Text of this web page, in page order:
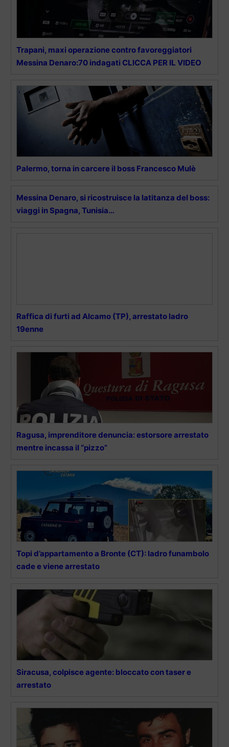
Trapani, maxi operazione contro favoreggiatori
Messina Denaro:70 indagati CLICCA PER IL VIDEO
Palermo, torna in carcere il boss Francesco Mulè
Messina Denaro, si ricostruisce la latitanza del boss:
viaggi in Spagna, Tunisia…
Raffica di furti ad Alcamo (TP), arrestato ladro
19enne
Ragusa, imprenditore denuncia: estorsore arrestato
mentre incassa il “pizzo”
Topi d’appartamento a Bronte (CT): ladro funambolo
cade e viene arrestato
Siracusa, colpisce agente: bloccato con taser e
arrestato